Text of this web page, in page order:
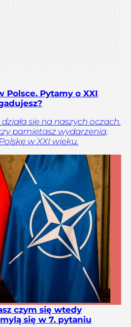
Polsce. Pytamy o XXI
się na naszych oczach.
pamiętasz wydarzenia,
w XXI wieku.
czym się wtedy
się w 7. pytaniu